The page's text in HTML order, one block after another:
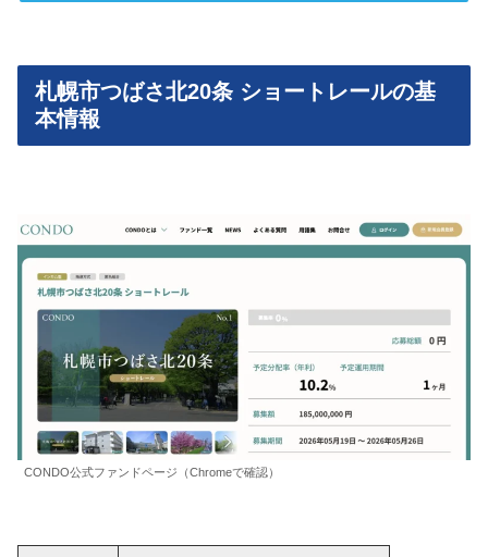
札幌市つばさ北20条 ショートレールの基
本情報
CONDO公式ファンドページ（Chromeで確認）